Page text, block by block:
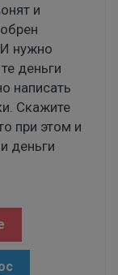
и
нужно
деньги
написать
Скажите
при этом и
деньги